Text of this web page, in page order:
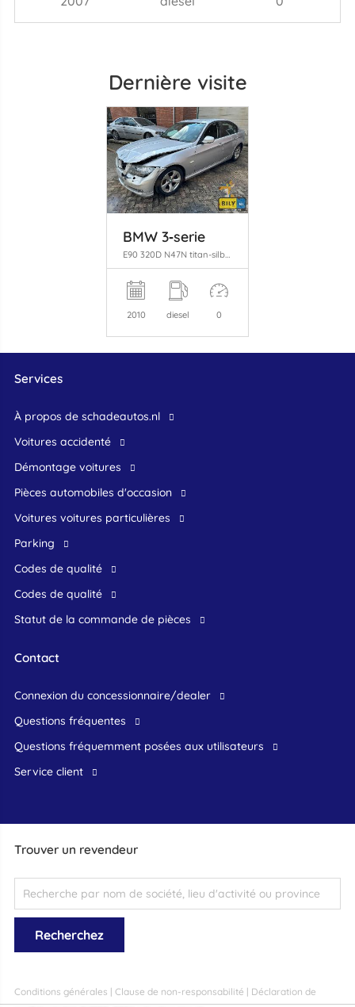
Dernière visite
BMW 3‑serie
E90 320D N47N titan-silber (354)
2010 diesel 0
Trouver un revendeur
Conditions générales | Clause de non-responsabilité | Déclaration de
Services
À propos de schadeautos.nl
Voitures accidenté
Démontage voitures
Pièces automobiles d'occasion
voitures voitures particulières
Parking
Codes de qualité
Codes de qualité
Statut de la commande de pièces
Contact
connexion du concessionnaire/dealer
Questions fréquentes
questions fréquemment posées aux utilisateurs
service client